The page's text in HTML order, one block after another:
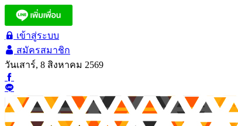
เข้าสู่ระบบ
สมัครสมาชิก
วันเสาร์, 8 สิงหาคม 2569